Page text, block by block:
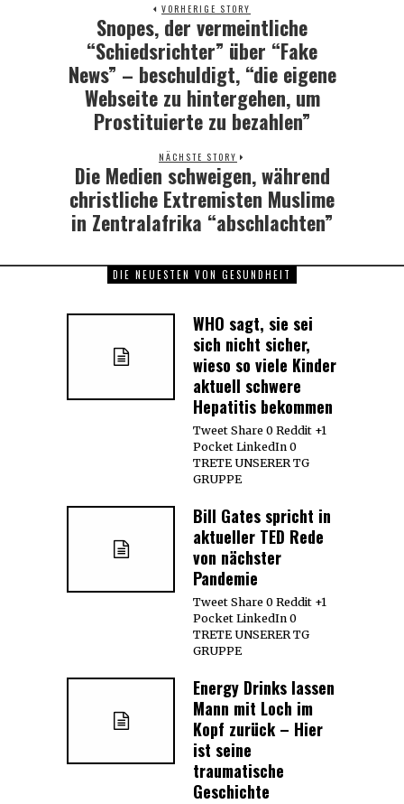
VORHERIGE STORY
Previous
post:
Snopes, der vermeintliche
“Schiedsrichter” über “Fake
News” – beschuldigt, “die eigene
Webseite zu hintergehen, um
Prostituierte zu bezahlen”
NÄCHSTE STORY
Next
post:
Die Medien schweigen, während
christliche Extremisten Muslime
in Zentralafrika “abschlachten”
DIE NEUESTEN VON GESUNDHEIT
WHO sagt, sie sei
sich nicht sicher,
wieso so viele Kinder
aktuell schwere
Hepatitis bekommen
Tweet Share 0 Reddit +1
Pocket LinkedIn 0
TRETE UNSERER TG
GRUPPE
Bill Gates spricht in
aktueller TED Rede
von nächster
Pandemie
Tweet Share 0 Reddit +1
Pocket LinkedIn 0
TRETE UNSERER TG
GRUPPE
Energy Drinks lassen
Mann mit Loch im
Kopf zurück – Hier
ist seine
traumatische
Geschichte